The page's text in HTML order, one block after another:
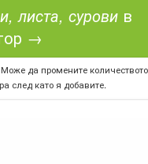
листа, сурови в
→
да промените количеството
след като я добавите.